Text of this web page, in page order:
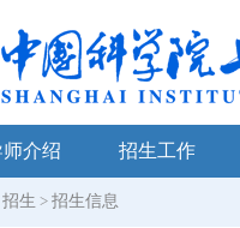
介绍 招生工作
招生 > 招生信息